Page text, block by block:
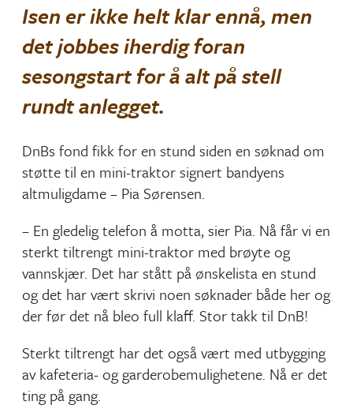
Isen er ikke helt klar ennå, men
det jobbes iherdig foran
sesongstart for å alt på stell
rundt anlegget.
DnBs fond fikk for en stund siden en søknad om
støtte til en mini-traktor signert bandyens
altmuligdame – Pia Sørensen.
– En gledelig telefon å motta, sier Pia. Nå får vi en
sterkt tiltrengt mini-traktor med brøyte og
vannskjær. Det har stått på ønskelista en stund
og det har vært skrivi noen søknader både her og
der før det nå bleo full klaff. Stor takk til DnB!
Sterkt tiltrengt har det også vært med utbygging
av kafeteria- og garderobemulighetene. Nå er det
ting på gang.